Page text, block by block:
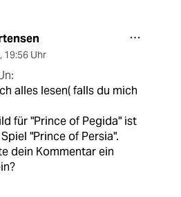
, 19:56 Uhr
alles lesen( falls du mich
für "Prince of Pegida" ist
"Prince of Persia".
dein Kommentar ein